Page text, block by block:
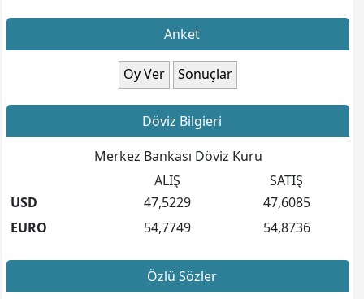
Anket
Döviz Bilgieri
Merkez Bankası Döviz Kuru
ALIŞ
SATIŞ
USD
47,5229
47,6085
EURO
54,7749 54,8736
Özlü Sözler